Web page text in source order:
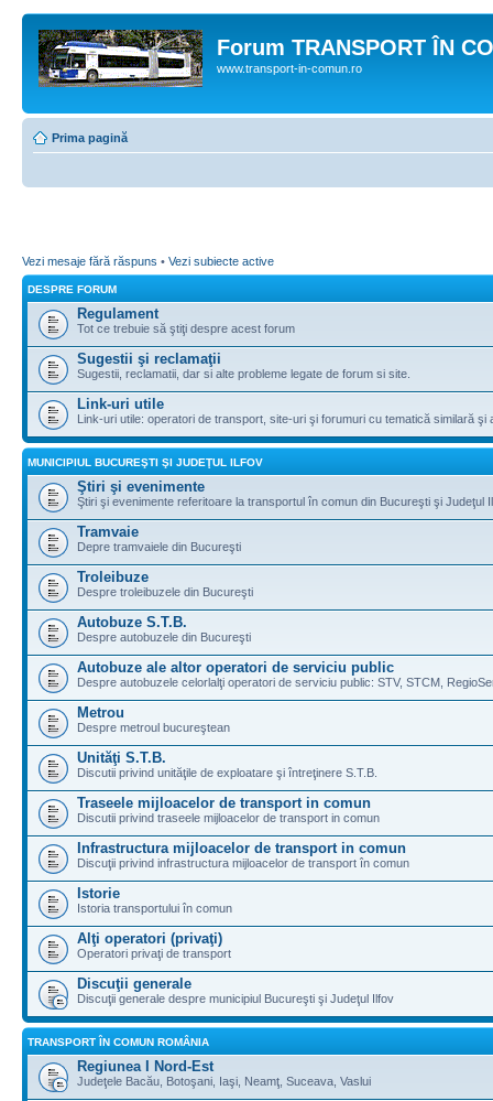
Forum TRANSPORT ÎN
www.transport-in-comun.ro
Prima pagină
Vezi mesaje fără răspuns • Vezi subiecte active
DESPRE FORUM
Regulament
Tot ce trebuie să ştiţi despre acest forum
Sugestii şi reclamaţii
Sugestii, reclamatii, dar si alte probleme legate de forum si site.
Link-uri utile
Link-uri utile: operatori de transport, site-uri şi forumuri cu tematică similară şi
MUNICIPIUL BUCUREŞTI ŞI JUDEŢUL ILFOV
Ştiri şi evenimente
Ştiri şi evenimente referitoare la transportul în comun din Bucureşti şi Judeţul
Tramvaie
Depre tramvaiele din Bucureşti
Troleibuze
Despre troleibuzele din Bucureşti
Autobuze S.T.B.
Despre autobuzele din Bucureşti
Autobuze ale altor operatori de serviciu public
Despre autobuzele celorlalţi operatori de serviciu public: STV, STCM,
Metrou
Despre metroul bucureştean
Unităţi S.T.B.
Discutii privind unităţile de exploatare şi întreţinere S.T.B.
Traseele mijloacelor de transport in comun
Discutii privind traseele mijloacelor de transport in comun
Infrastructura mijloacelor de transport in comun
Discuţii privind infrastructura mijloacelor de transport în comun
Istorie
Istoria transportului în comun
Alţi operatori (privaţi)
Operatori privaţi de transport
Discuţii generale
Discuţii generale despre municipiul Bucureşti şi Judeţul Ilfov
TRANSPORT ÎN COMUN ROMÂNIA
Regiunea I Nord-Est
Judeţele Bacău, Botoşani, Iaşi, Neamţ, Suceava, Vaslui